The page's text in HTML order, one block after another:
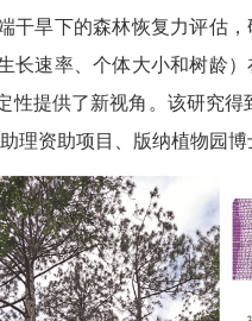
干旱下的森林恢复力评估
长速率、个体大小和树龄
性提供了新视角。该研究
理资助项目、 版纳植物园博